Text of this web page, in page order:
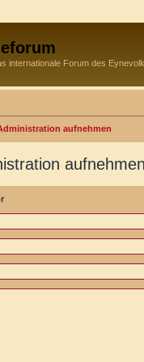
internationale Forum des
aufnehmen
aufnehmen